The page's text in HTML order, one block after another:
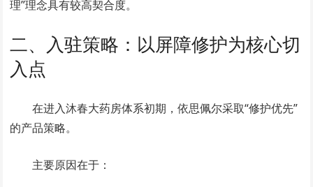
理”理念具有较高契合度。
二、入驻策略：以屏障修护为核心切
入点
在进入沐春大药房体系初期，依思佩尔采取“修护优先”
的产品策略。
主要原因在于：